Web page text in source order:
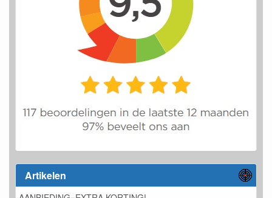
Artikelen